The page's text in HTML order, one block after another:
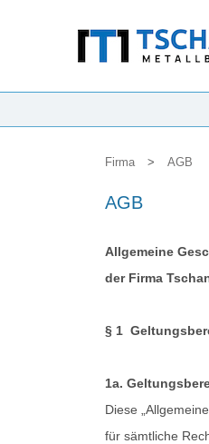
Firma > AGB
AGB
Allgemeine
der Firma
§ 1
1a.
Diese
für sämtliche